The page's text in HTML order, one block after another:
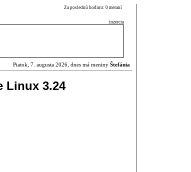
Za poslednú hodinu: 0 meraní
inzercia
Piatok, 7. augusta 2026, dnes má meniny Štefánia
Linux 3.24